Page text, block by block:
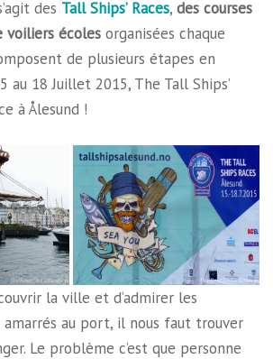
des Tall Ships’ Races, des courses
voiliers écoles organisées chaque
de plusieurs étapes en
au 18 Juillet 2015, The Tall Ships’
à Ålesund !
la ville et d’admirer les
au port, il nous faut trouver
Le problème c’est que personne